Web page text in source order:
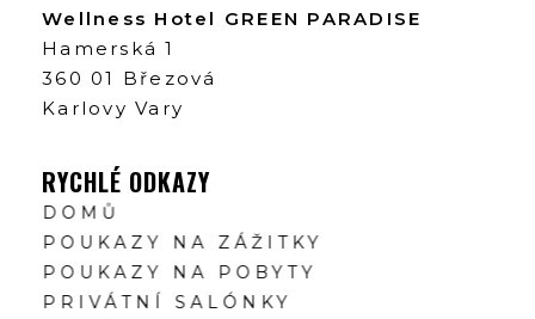
Wellness Hotel GREEN PARADISE
Hamerská 1
360 01 Březová
Karlovy Vary
RYCHLÉ ODKAZY
DOMŮ
POUKAZY NA ZÁŽITKY
POUKAZY NA POBYTY
PRIVÁTNÍ SALÓNKY